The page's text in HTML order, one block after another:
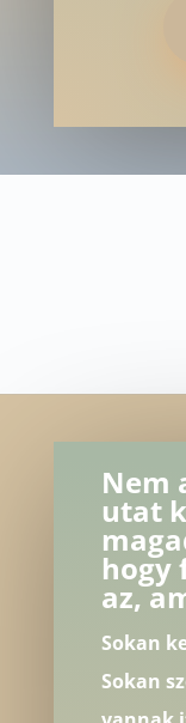
Nem
utat
hogy
az,
Sokan
Sokan